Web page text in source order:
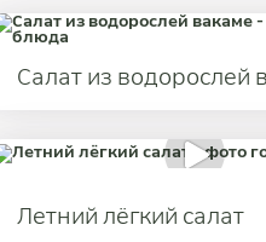
Салат из водорослей
Летний лёгкий салат